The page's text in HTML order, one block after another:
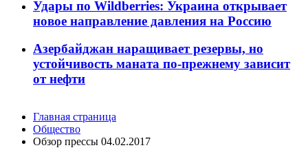
Удары по Wildberries: Украина открывает
новое направление давления на Россию
Азербайджан наращивает резервы, но
устойчивость маната по-прежнему зависит
от нефти
Главная страница
Общество
Обзор прессы 04.02.2017